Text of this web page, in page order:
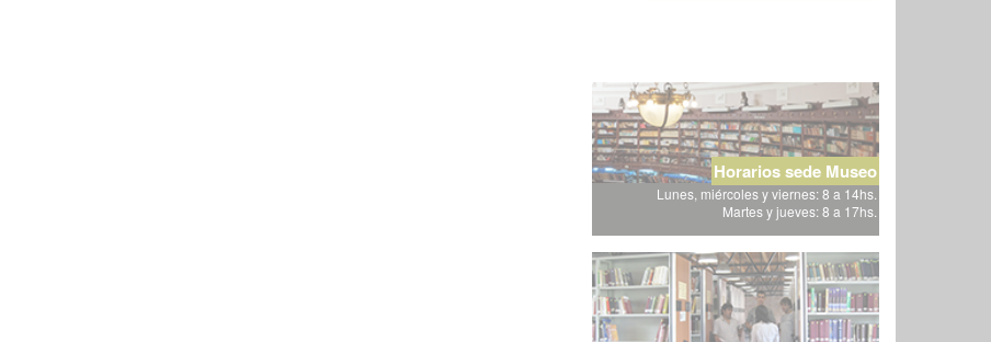
Horarios sede Museo
Lunes, miércoles y viernes: 8 a 14hs.
Martes y jueves: 8 a 17hs.